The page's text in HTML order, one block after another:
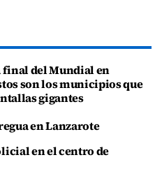
final del Mundial en
son los municipios que
gigantes
en Lanzarote
en el centro de